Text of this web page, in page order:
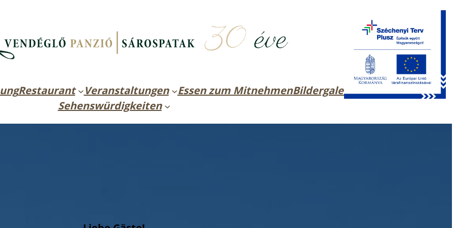
Restaurant Veranstaltungen Essen zum MitnehmenBildergalerieKontakt
Sehenswürdigkeiten